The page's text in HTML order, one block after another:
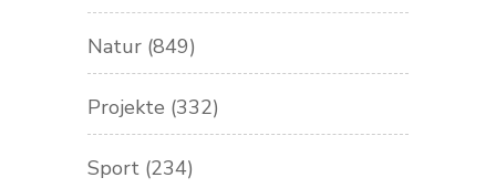
Natur (849)
Projekte (332)
Sport (234)